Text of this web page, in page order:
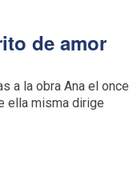
de amor
a la obra Ana el once
ella misma dirige